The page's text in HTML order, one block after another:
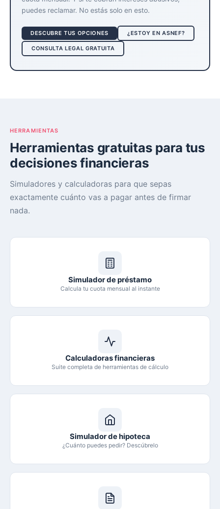
puedes reclamar. No estás solo en esto.
DESCUBRE TUS OPCIONES ¿ESTOY EN ASNEF?
CONSULTA LEGAL GRATUITA
HERRAMIENTAS
Herramientas gratuitas para tus
decisiones financieras
Simuladores y calculadoras para que sepas
exactamente cuánto vas a pagar antes de firmar
nada.
Simulador de préstamo
Calcula tu cuota mensual al instante
Calculadoras financieras
Suite completa de herramientas de cálculo
Simulador de hipoteca
¿Cuánto puedes pedir? Descúbrelo